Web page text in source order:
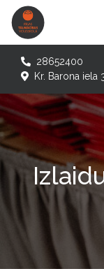
28652400
Kr. Barona iela